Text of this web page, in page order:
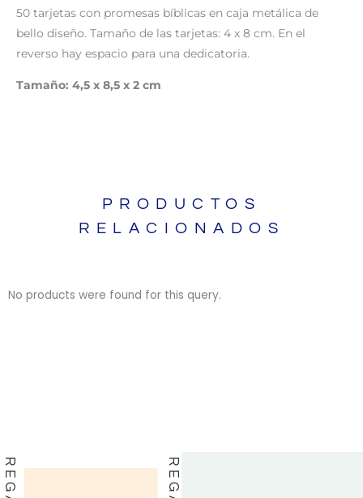
50 tarjetas con promesas bíblicas en caja metálica de
bello diseño. Tamaño de las tarjetas: 4 x 8 cm. En el
reverso hay espacio para una dedicatoria.
Tamaño: 4,5 x 8,5 x 2 cm
PRODUCTOS
RELACIONADOS
No products were found for this query.